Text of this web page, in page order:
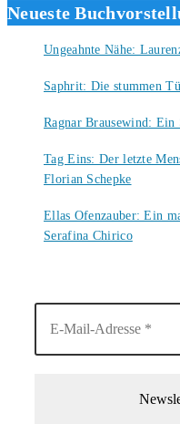
Neueste
Ungeahnte Nähe:
Saphrit: Die stummen
Ragnar Brausewind:
Tag Eins: Der letzte
Florian Schepke
Ellas Ofenzauber: Ein
Serafina Chirico